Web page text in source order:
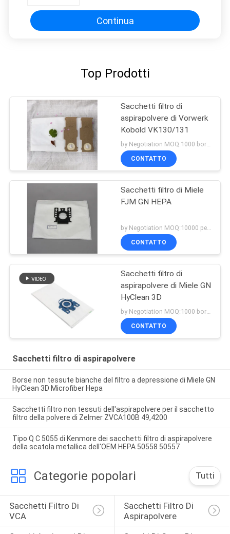
Continua
Top Prodotti
Sacchetti filtro di
aspirapolvere di Vorwerk
Kobold VK130/131
by Negotiation MOQ:1000 borsa/borse
CONTATTO
Sacchetti filtro di Miele
FJM GN HEPA
CONTATTO
Sacchetti filtro di
aspirapolvere di Miele GN
HyClean 3D
CONTATTO
Sacchetti filtro di aspirapolvere
Borse non tessute bianche del filtro a depressione di Miele GN
HyClean 3D Microfiber Hepa
Sacchetti filtro non tessuti dell'aspirapolvere per il sacchetto
filtro della polvere di Zelmer ZVCA100B 49,4200
Tipo Q C 5055 di Kenmore dei sacchetti filtro di aspirapolvere
della scatola metallica dell'OEM HEPA 50558 50557
Categorie popolari Tutti
Sacchetti Filtro Di
VCA
Sacchetti Filtro Di
Aspirapolvere